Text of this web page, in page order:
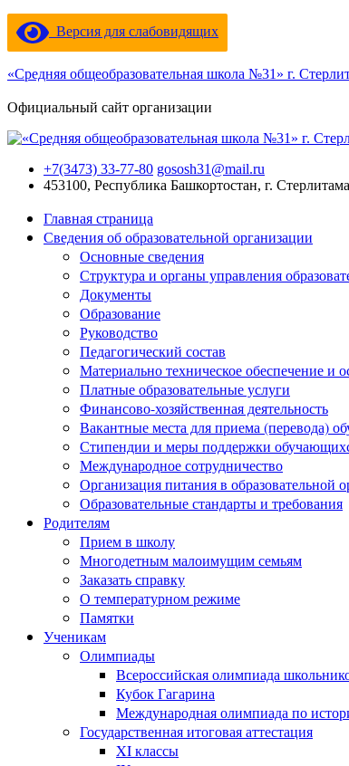
Версия для слабовидящих
«Средняя общеобразовательная школа №31» г.
Официальный сайт организации
+7(3473) 33-77-80 gososh31@mail.ru
453100, Республика Башкортостан, г.
Главная страница
Сведения об образовательной организации
Основные сведения
Структура и органы управления
Документы
Образование
Руководство
Педагогический состав
Материально техническое обеспечение и
Платные образовательные услуги
Финансово-хозяйственная деятельность
Вакантные места для приема (перевода)
Стипендии и меры поддержки
Международное сотрудничество
Организация питания в образовательной
Образовательные стандарты и требования
Родителям
Прием в школу
Многодетным малоимущим семьям
Заказать справку
О температурном режиме
Памятки
Ученикам
Олимпиады
Всероссийская олимпиада
Кубок Гагарина
Международная олимпиада по
Государственная итоговая аттестация
XI классы